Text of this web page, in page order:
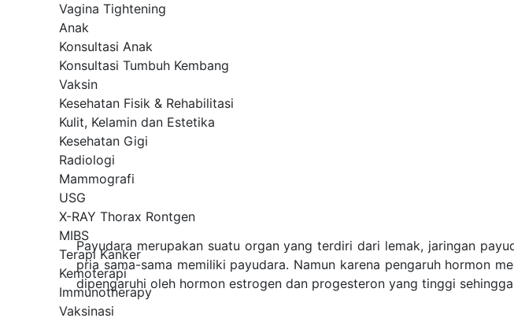
Vagina Tightening
Anak
Konsultasi Anak
Konsultasi Tumbuh Kembang
Vaksin
Kesehatan Fisik & Rehabilitasi
Kulit, Kelamin dan Estetika
Kesehatan Gigi
Radiologi
Mammografi
USG
X-RAY Thorax Rontgen
MIBS
Terapi Kanker
Kemoterapi
Immunotherapy
Vaksinasi
Payudara merupakan suatu organ yang terdiri dari lemak, jaringan
pria sama-sama memiliki payudara. Namun karena pengaruh hormon
dipengaruhi oleh hormon estrogen dan progesteron yang tinggi